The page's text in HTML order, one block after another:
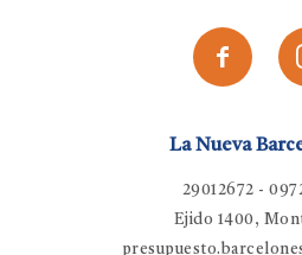
La Nueva
29012672 -
Ejido 1400,
